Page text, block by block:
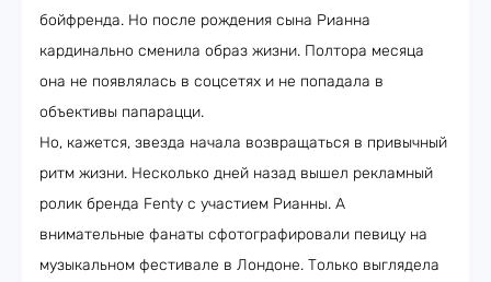
бойфренда. Но после рождения сына Рианна
кардинально сменила образ жизни. Полтора месяца
она не появлялась в соцсетях и не попадала в
объективы папарацци.
Но, кажется, звезда начала возвращаться в привычный
ритм жизни. Несколько дней назад вышел рекламный
ролик бренда Fenty с участием Рианны. А
внимательные фанаты сфотографировали певицу на
музыкальном фестивале в Лондоне. Только выглядела